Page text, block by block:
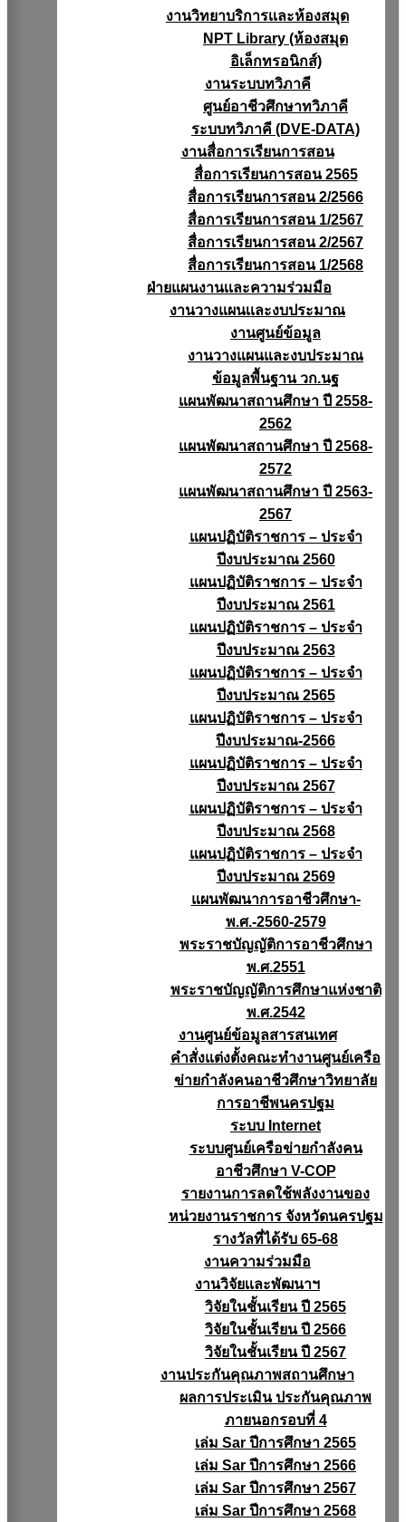
งานวิทยาบริการเเละห้องสมุด
NPT Library (ห้องสมุด
อิเล็กทรอนิกส์)
งานระบบทวิภาคี
ศูนย์อาชีวศึกษาทวิภาคี
ระบบทวิภาคี (DVE-DATA)
งานสื่อการเรียนการสอน
สื่อการเรียนการสอน 2565
สื่อการเรียนการสอน 2/2566
สื่อการเรียนการสอน 1/2567
สื่อการเรียนการสอน 2/2567
สื่อการเรียนการสอน 1/2568
ฝ่ายแผนงานเเละความร่วมมือ
งานวางแผนเเละงบประมาณ
งานศูนย์ข้อมูล
งานวางแผนและงบประมาณ
ข้อมูลพื้นฐาน วก.นฐ
แผนพัฒนาสถานศึกษา ปี 2558-
2562
แผนพัฒนาสถานศึกษา ปี 2568-
2572
แผนพัฒนาสถานศึกษา ปี 2563-
2567
แผนปฏิบัติราชการ – ประจำ
ปีงบประมาณ 2560
แผนปฏิบัติราชการ – ประจำ
ปีงบประมาณ 2561
แผนปฏิบัติราชการ – ประจำ
ปีงบประมาณ 2563
แผนปฏิบัติราชการ – ประจำ
ปีงบประมาณ 2565
แผนปฏิบัติราชการ – ประจำ
ปีงบประมาณ-2566
แผนปฏิบัติราชการ – ประจำ
ปีงบประมาณ 2567
แผนปฏิบัติราชการ – ประจำ
ปีงบประมาณ 2568
แผนปฏิบัติราชการ – ประจำ
ปีงบประมาณ 2569
แผนพัฒนาการอาชีวศึกษา-
พ.ศ.-2560-2579
พระราชบัญญัติการอาชีวศึกษา
พ.ศ.2551
พระราชบัญญัติการศึกษาแห่งชาติ
พ.ศ.2542
งานศูนย์ข้อมูลสารสนเทศ
คำสั่งแต่งตั้งคณะทำงานศูนย์เครือ
ข่ายกำลังคนอาชีวศึกษาวิทยาลัย
การอาชีพนครปฐม
ระบบ Internet
ระบบศูนย์เครือข่ายกำลังคน
อาชีวศึกษา V-COP
รายงานการลดใช้พลังงานของ
หน่วยงานราชการ จังหวัดนครปฐม
รางวัลที่ได้รับ 65-68
งานความร่วมมือ
งานวิจัยเเละพัฒนาฯ
วิจัยในชั้นเรียน ปี 2565
วิจัยในชั้นเรียน ปี 2566
วิจัยในชั้นเรียน ปี 2567
งานประกันคุณภาพสถานศึกษา
ผลการประเมิน ประกันคุณภาพ
ภายนอกรอบที่ 4
เล่ม Sar ปีการศึกษา 2565
เล่ม Sar ปีการศึกษา 2566
เล่ม Sar ปีการศึกษา 2567
เล่ม Sar ปีการศึกษา 2568